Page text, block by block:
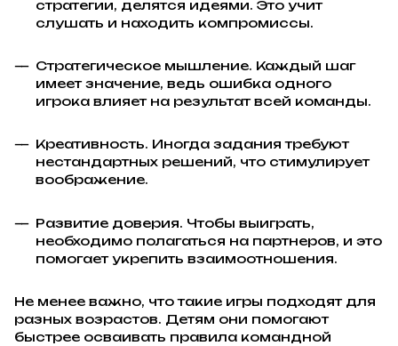
стратегии, делятся идеями. Это учит
слушать и находить компромиссы.
Стратегическое мышление. Каждый шаг
имеет значение, ведь ошибка одного
игрока влияет на результат всей команды.
Креативность. Иногда задания требуют
нестандартных решений, что стимулирует
воображение.
Развитие доверия. Чтобы выиграть,
необходимо полагаться на партнеров, и это
помогает укрепить взаимоотношения.
Не менее важно, что такие игры подходят для
разных возрастов. Детям они помогают
быстрее осваивать правила командной